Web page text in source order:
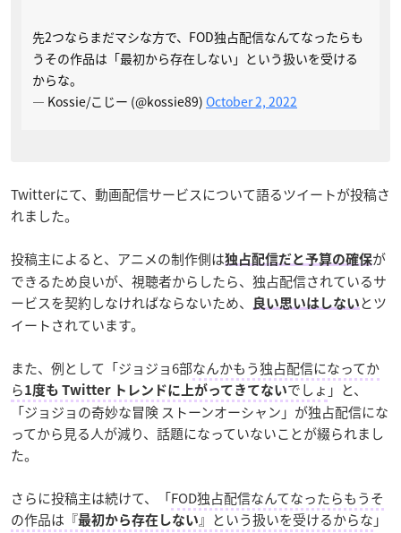
先2つならまだマシな方で、FOD独占配信なんてなったらも
うその作品は「最初から存在しない」という扱いを受ける
からな。
— Kossie/こじー (@kossie89) October 2, 2022
Twitterにて、動画配信サービスについて語るツイートが投稿さ
れました。
投稿主によると、アニメの制作側は独占配信だと予算の確保が
できるため良いが、視聴者からしたら、独占配信されているサ
ービスを契約しなければならないため、
良い思いはしない とツ
イートされています。
また、例として「ジョジョ6部なんかもう独占配信になってか
ら 1度も Twitter トレンドに上がってきてないでしょ 」と、
「ジョジョの奇妙な冒険 ストーンオーシャン」が独占配信にな
ってから見る人が減り、話題になっていないことが綴られまし
た。
さらに投稿主は続けて、「FOD独占配信なんてなったらもうそ
の作品は『最初から存在しない』という扱いを受けるからな 」